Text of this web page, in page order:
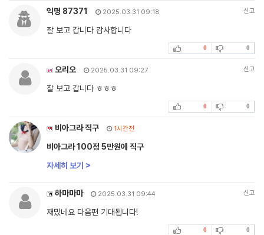
익명 87371 2025.03.31 09:18 신고
잘 보고 갑니다 감사합니다
0 0
오리오 2025.03.31 09:27 신고
잘 보고 갑니다 ㅎㅎㅎ
0 0
비아그라 직구 1시간전
비아그라 100정 5만원에 직구
자세히 보기 >
하마마마 2025.03.31 09:44 신고
재밌네요 다음편 기대됩니다!
0 0